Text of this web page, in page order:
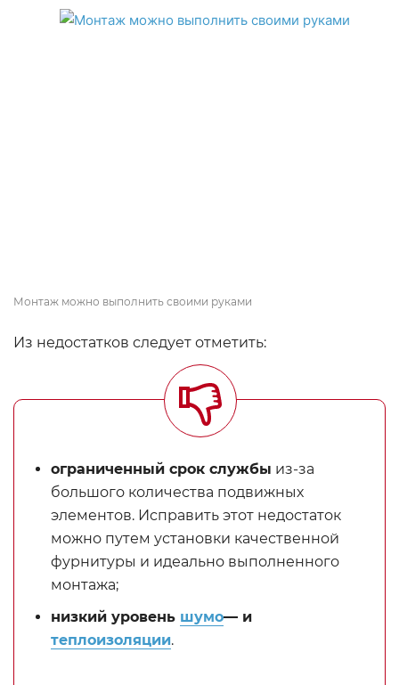
Монтаж можно выполнить своими руками
Из недостатков следует отметить:
ограниченный срок службы из-за
большого количества подвижных
элементов. Исправить этот недостаток
можно путем установки качественной
фурнитуры и идеально выполненного
монтажа;
низкий уровень шумо— и
теплоизоляции.